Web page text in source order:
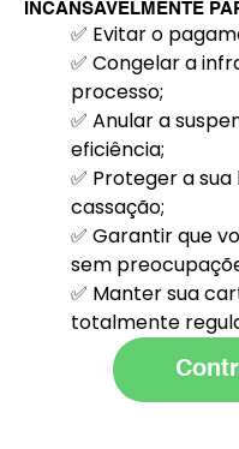
INCANSAVELMENTE
✅ Evitar o
✅ Congelar a
processo;
✅ Anular a
eficiência;
✅ Proteger a
cassação;
✅ Garantir que
sem
✅ Manter sua
totalmente